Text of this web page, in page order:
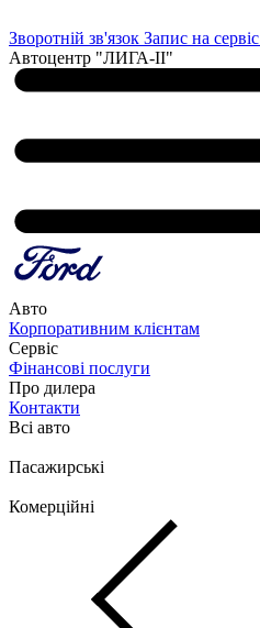
Зворотній зв'язок Запис на сервіс
Автоцентр "ЛИГА-ІІ"
Авто
Корпоративним клієнтам
Сервіс
Фінансові послуги
Про дилера
Контакти
Всі авто
Пасажирські
Комерційні